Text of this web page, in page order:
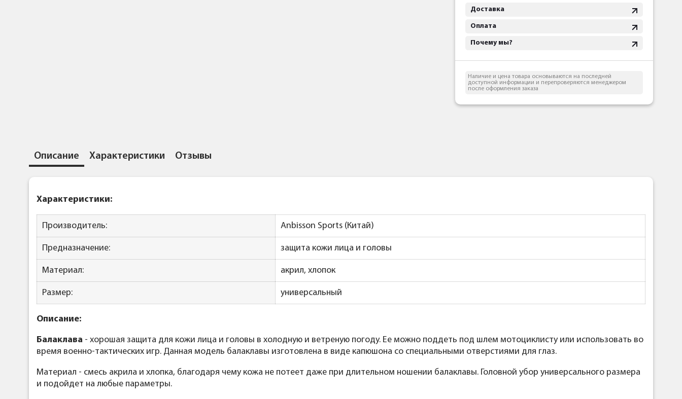
Доставка
Оплата
Почему мы?
Наличие и цена товара основываются на последней
доступной информации и перепроверяются менеджером
после оформления заказа
Описание Характеристики Отзывы
Характеристики:
Производитель: Anbisson Sports (Китай)
Предназначение: защита кожи лица и головы
Материал: акрил, хлопок
Размер: универсальный
Описание:
Балаклава - хорошая защита для кожи лица и головы в холодную и ветреную погоду. Ее можно поддеть под шлем мотоциклисту или использовать во
время военно-тактических игр. Данная модель балаклавы изготовлена в виде капюшона со специальными отверстиями для глаз.
Материал - смесь акрила и хлопка, благодаря чему кожа не потеет даже при длительном ношении балаклавы. Головной убор универсального размера
и подойдет на любые параметры.